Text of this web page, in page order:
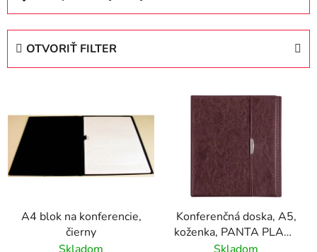
d
p
o
d
OTVORIŤ FILTER
ý
s
p
A4 blok na konferencie,
čierny
Konferenčná doska, A5,
koženka, PANTA PLAST
"Optimus", bordová